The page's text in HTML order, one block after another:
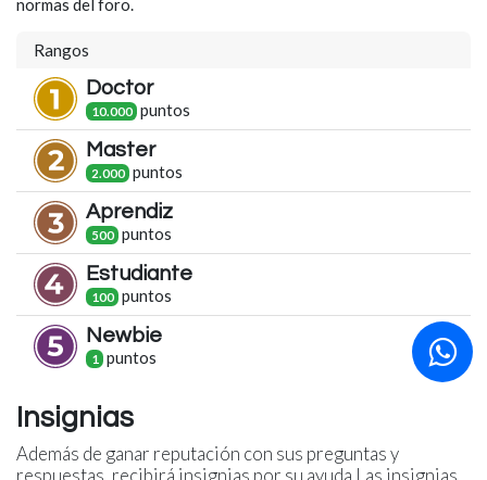
normas del foro.
Rangos
Doctor
10.000 puntos
Master
2.000 puntos
Aprendiz
500 puntos
Estudiante
100 puntos
Newbie
1 puntos
Insignias
Además de ganar reputación con sus preguntas y
respuestas, recibirá insignias por su ayuda. Las insignias